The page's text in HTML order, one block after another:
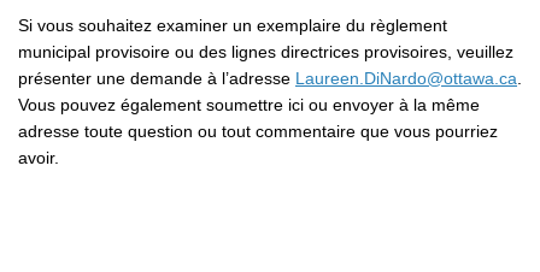
Si vous souhaitez examiner un exemplaire du règlement
municipal provisoire ou des lignes directrices provisoires, veuillez
présenter une demande à l’adresse Laureen.DiNardo@ottawa.ca
Vous pouvez également soumettre ici ou envoyer à la même
adresse toute question ou tout commentaire que vous pourriez
avoir.